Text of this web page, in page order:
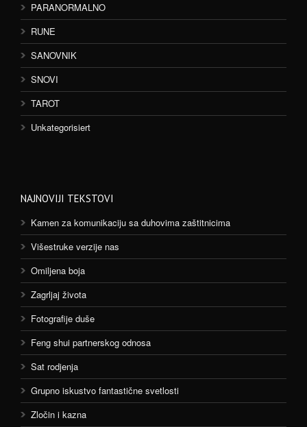
PARANORMALNO
RUNE
SANOVNIK
SNOVI
TAROT
Unkategorisiert
NAJNOVIJI TEKSTOVI
Kamen za komunikaciju sa duhovima zaštitnicima
Višestruke verzije nas
Omiljena boja
Zagrljaj života
Fotografije duše
Feng shui partnerskog odnosa
Sat rodjenja
Grupno iskustvo fantastične svetlosti
Zločin i kazna